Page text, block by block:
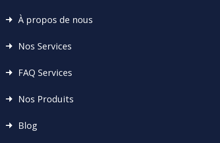
À propos de nous
Nos Services
FAQ Services
Nos Produits
Blog